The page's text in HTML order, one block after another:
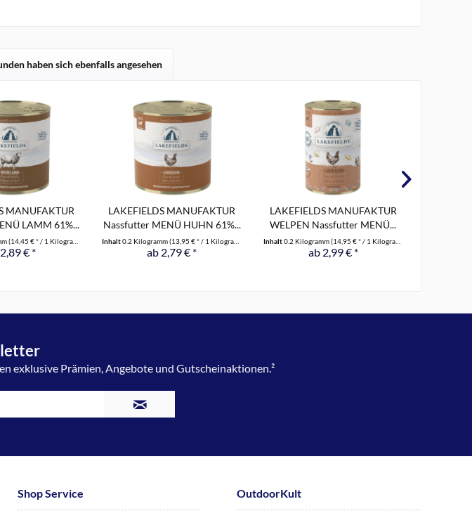
haben sich ebenfalls angesehen
MANUFAKTUR
LAMM 61%...
(14,45 € * / 1 Kilogramm)
€ *
LAKEFIELDS MANUFAKTUR
Nassfutter MENÜ HUHN 61%...
Inhalt0.2 Kilogramm(13,95 € * / 1 Kilogramm)
ab 2,79 € *
LAKEFIELDS MANUFAKTUR
WELPEN Nassfutter MENÜ...
Inhalt0.2 Kilogramm(14,95 € * / 1 Kilogramm)
ab 2,99 € *
exklusive Prämien, Angebote und Gutscheinaktionen.²
Shop Service OutdoorKult